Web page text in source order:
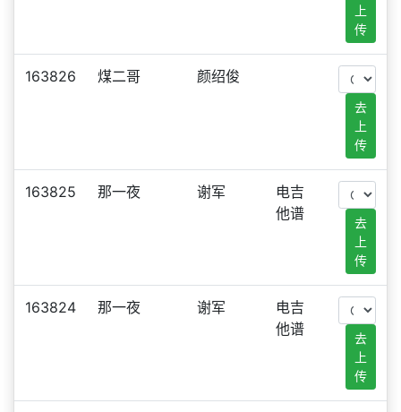
上
传
163826 煤二哥 颜绍俊
去
上
传
163825 那一夜 谢军
电吉
他谱
去
上
传
163824 那一夜 谢军
电吉
他谱
去
上
传